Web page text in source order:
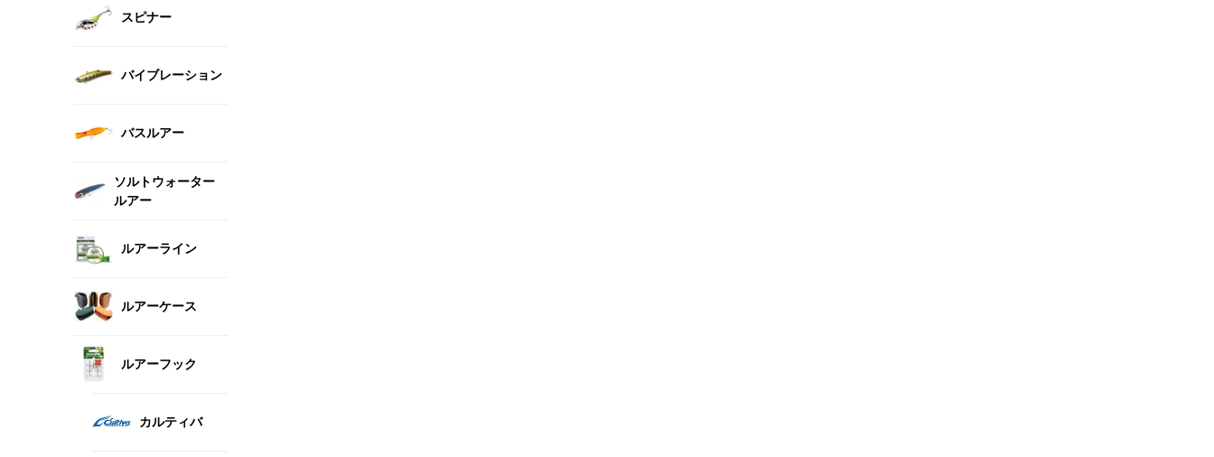
スピナー
バイブレーション
バスルアー
ソルトウォーター
ルアー
ルアーライン
ルアーケース
ルアーフック
カルティバ